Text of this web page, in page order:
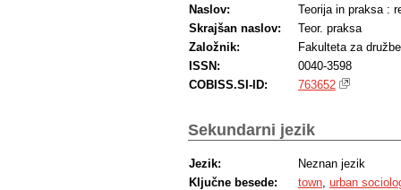
Naslov:
Teorija in praksa :
Skrajšan naslov:
Teor. praksa
Založnik:
Fakulteta za
ISSN:
0040-3598
COBISS.SI-ID:
763652
Sekundarni jezik
Jezik:
Neznan jezik
Ključne besede:
town urban